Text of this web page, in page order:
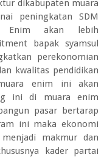
dikabupaten muara
peningkatan SDM
Enim akan lebih
bapak syamsul
perekonomian
kwalitas pendidikan
enim ini akan
ini di muara enim
pasar bertarap
ini maka ekonomi
makmur dan
kader partai